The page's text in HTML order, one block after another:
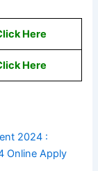
Here
Here
2024 :
Online Apply